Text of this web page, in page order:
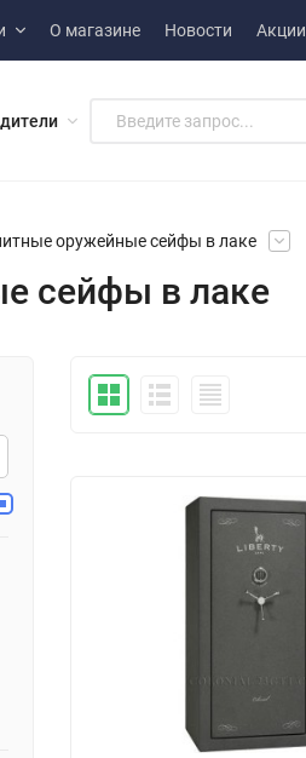
О магазине Новости Акции
оружейные сейфы в лаке
сейфы в лаке